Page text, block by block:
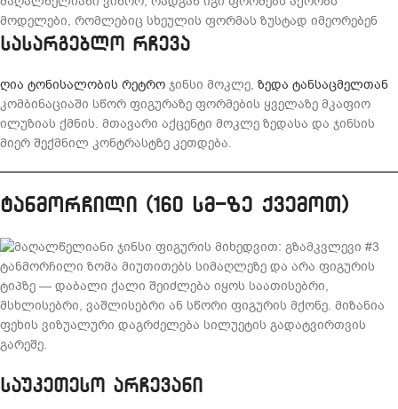
მოდელები, რომლებიც სხეულის ფორმას ზუსტად იმეორებენ
სასარგებლო რჩევა
ღია ტონისალობის რეტრო ჯინსი მოკლე, ზედა ტანსაცმელთან
კომბინაციაში სწორ ფიგურაზე ფორმების ყველაზე მკაფიო
ილუზიას ქმნის. მთავარი აქცენტი მოკლე ზედასა და ჯინსის
მიერ შექმნილ კონტრასტზე კეთდება.
ტანმორჩილი (160 სმ-ზე ქვემოთ)
ტანმორჩილი ზომა მიუთითებს სიმაღლეზე და არა ფიგურის
ტიპზე — დაბალი ქალი შეიძლება იყოს საათისებრი,
მსხლისებრი, ვაშლისებრი ან სწორი ფიგურის მქონე. მიზანია
ფეხის ვიზუალური დაგრძელება სილუეტის გადატვირთვის
გარეშე.
საუკეთესო არჩევანი